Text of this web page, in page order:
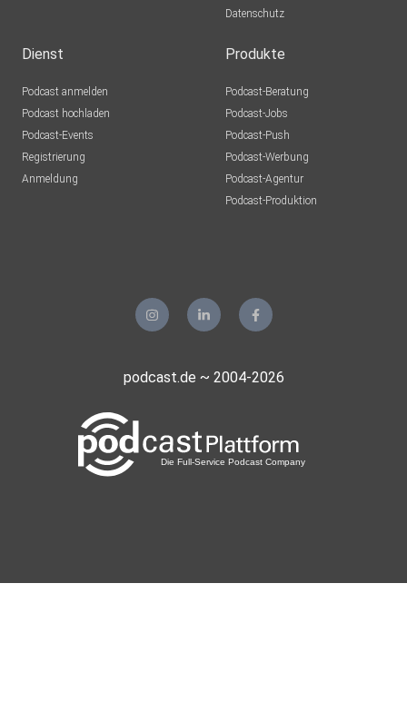
Datenschutz
Dienst
Podcast anmelden
Podcast hochladen
Podcast-Events
Registrierung
Anmeldung
Produkte
Podcast-Beratung
Podcast-Jobs
Podcast-Push
Podcast-Werbung
Podcast-Agentur
Podcast-Produktion
podcast.de ~ 2004-2026